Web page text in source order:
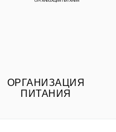
ОРГАНИЗАЦИЯ
ПИТАНИЯ